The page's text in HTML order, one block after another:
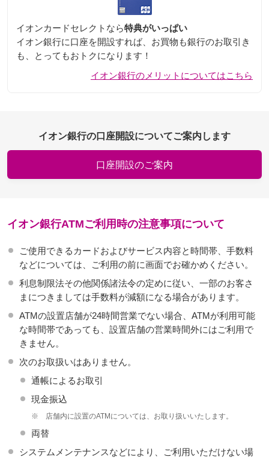
イオンカードセレクトなら特典がいっぱい
イオン銀行に口座を開設すれば、お買物も銀行のお取引き
も、とってもおトクになります！
イオン銀行のメリットについてはこちら
イオン銀行の口座開設についてご案内します
口座開設のご案内
イオン銀行ATMご利用時の注意事項について
ご使用できるカードおよびサービス内容と時間帯、手数料
などについては、ご利用の前に画面でお確かめください。
利息制限法その他関係諸法令の定めに従い、一部のお客さ
まにつきましては手数料が減額になる場合があります。
ATMの設置店舗が24時間営業でない場合、ATMが利用可能
な時間帯であっても、設置店舗の営業時間外にはご利用で
きません。
次のお取扱いはありません。
通帳によるお取引
現金振込
※ 店舗内に設置のATMについては、お取り扱いいたします。
両替
システムメンテナンスなどにより、ご利用いただけない場